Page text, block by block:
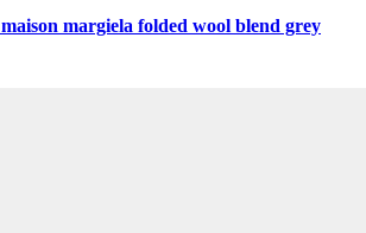
margiela folded wool blend grey